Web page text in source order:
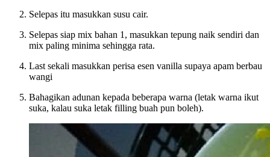
Selepas itu masukkan susu cair.
Selepas siap mix bahan 1, masukkan tepung naik sendiri dan
mix paling minima sehingga rata.
Last sekali masukkan perisa esen vanilla supaya apam berbau
wangi
Bahagikan adunan kepada beberapa warna (letak warna ikut
suka, kalau suka letak filling buah pun boleh).